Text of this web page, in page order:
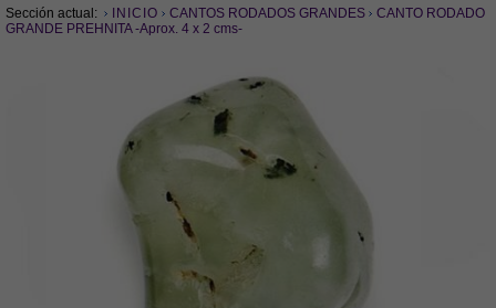
Sección actual: INICIO CANTOS RODADOS GRANDES
CANTO RODADO
GRANDE PREHNITA -Aprox. 4 x 2 cms-